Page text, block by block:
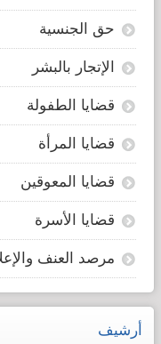
حق الجنسية
الإتجار بالبشر
قضايا الطفولة
قضايا المرأة
قضايا المعوقين
قضايا الأسرة
مرصد العنف
أرشيف